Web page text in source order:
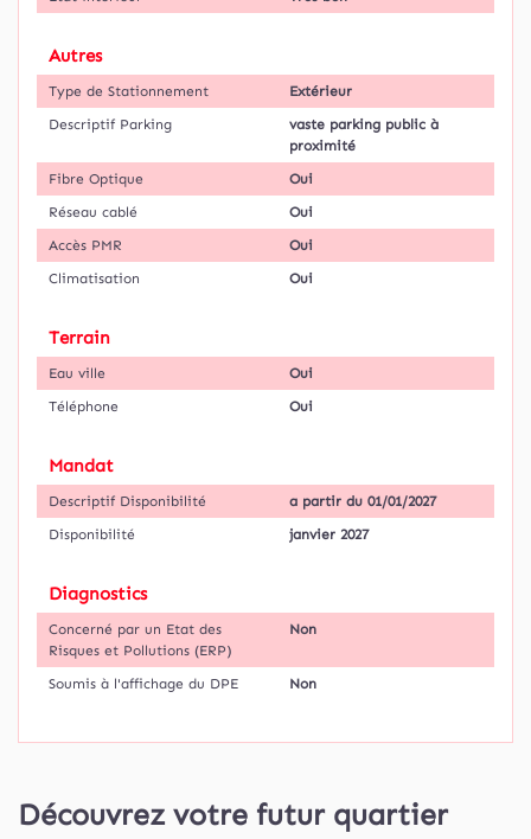
Autres
Type de Stationnement
Extérieur
Descriptif Parking
vaste parking public à
proximité
Fibre Optique
Oui
Réseau cablé
Oui
Accès PMR
Oui
Climatisation
Oui
Terrain
Eau ville
Oui
Téléphone
Oui
Mandat
Descriptif Disponibilité
a partir du 01/01/2027
Disponibilité
janvier 2027
Diagnostics
Concerné par un Etat des
Risques et Pollutions (ERP)
Non
Soumis à l'affichage du DPE Non
Découvrez votre futur quartier